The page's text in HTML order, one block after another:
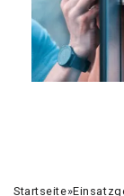
Startseite»